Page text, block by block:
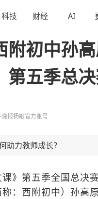
科技 财经 AI
附初中孙
第五季总
报扬眼官方账号
助力教师成长？
》第五季全国总决
：西附初中）孙高